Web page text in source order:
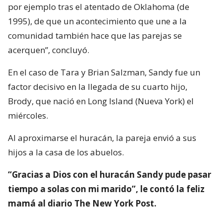
por ejemplo tras el atentado de Oklahoma (de
1995), de que un acontecimiento que une a la
comunidad también hace que las parejas se
acerquen”, concluyó.
En el caso de Tara y Brian Salzman, Sandy fue un
factor decisivo en la llegada de su cuarto hijo,
Brody, que nació en Long Island (Nueva York) el
miércoles.
Al aproximarse el huracán, la pareja envió a sus
hijos a la casa de los abuelos.
“Gracias a Dios con el huracán Sandy pude pasar
tiempo a solas con mi marido”, le contó la feliz
mamá al diario The New York Post.